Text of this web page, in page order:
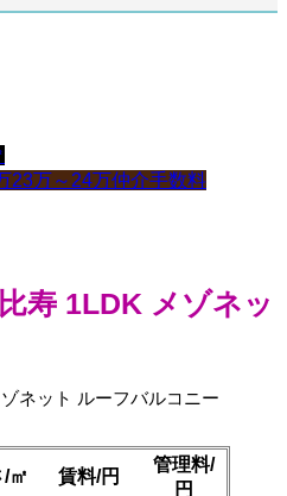
23万～24万仲介手数料
寿 1LDK メゾネッ
ネット ルーフバルコニー
/㎡ 賃料/円
管理料/
円